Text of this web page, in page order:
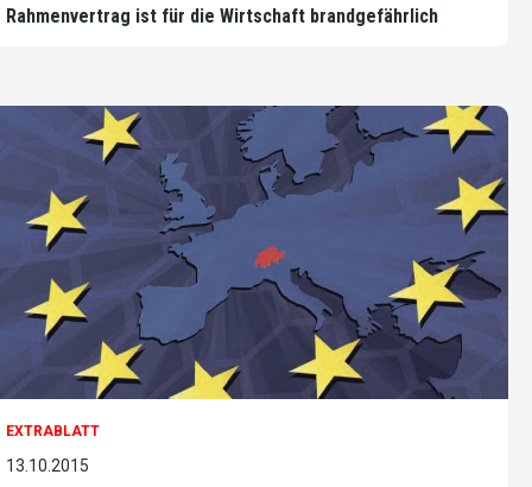
Rahmenvertrag ist für die Wirtschaft brandgefährlich
EXTRABLATT
13.10.2015